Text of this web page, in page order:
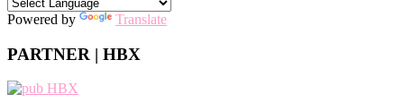
Powered by Translate
PARTNER | HBX